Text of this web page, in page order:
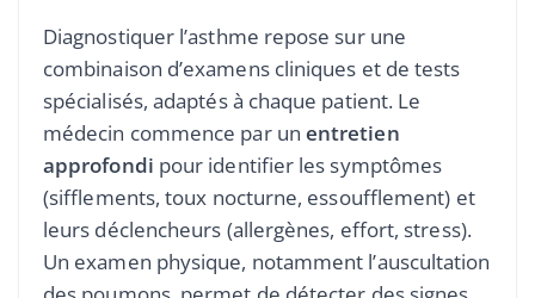
Diagnostiquer l’asthme repose sur une
combinaison d’examens cliniques et de tests
spécialisés, adaptés à chaque patient. Le
médecin commence par un entretien
approfondi pour identifier les symptômes
(sifflements, toux nocturne, essoufflement) et
leurs déclencheurs (allergènes, effort, stress).
Un examen physique, notamment l’auscultation